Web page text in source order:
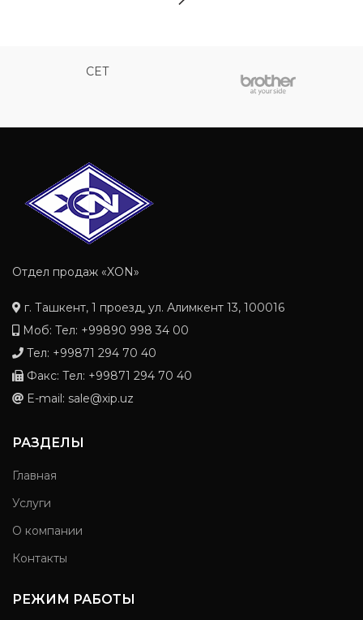
CET
Отдел продаж «XON»
г. Ташкент, 1 проезд, ул. Алимкент 13, 100016
Моб: Тел: +99890 998 34 00
Тел: +99871 294 70 40
Факс: Тел: +99871 294 70 40
E-mail: sale@xip.uz
РАЗДЕЛЫ
Главная
Услуги
О компании
Контакты
РЕЖИМ РАБОТЫ